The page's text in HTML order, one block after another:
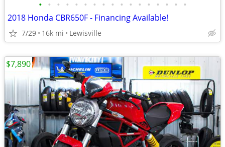
• • • • • • • • • • • • • • • • •
2018 Honda CBR650F - Financing Available!
7/29 16k mi Lewisville
$7,890